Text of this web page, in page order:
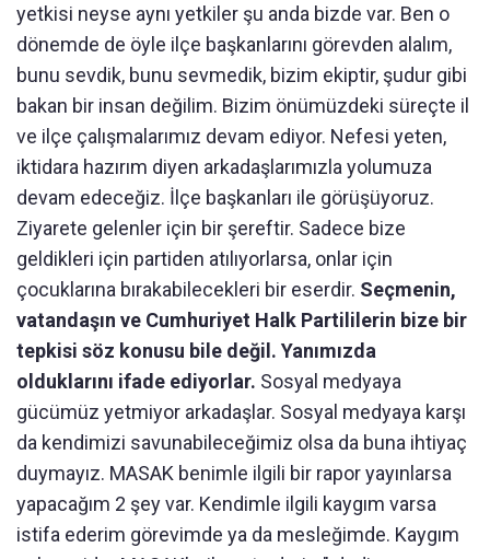
yetkisi neyse aynı yetkiler şu anda bizde var. Ben o
dönemde de öyle ilçe başkanlarını görevden alalım,
bunu sevdik, bunu sevmedik, bizim ekiptir, şudur gibi
bakan bir insan değilim. Bizim önümüzdeki süreçte il
ve ilçe çalışmalarımız devam ediyor. Nefesi yeten,
iktidara hazırım diyen arkadaşlarımızla yolumuza
devam edeceğiz. İlçe başkanları ile görüşüyoruz.
Ziyarete gelenler için bir şereftir. Sadece bize
geldikleri için partiden atılıyorlarsa, onlar için
çocuklarına bırakabilecekleri bir eserdir. Seçmenin,
vatandaşın ve Cumhuriyet Halk Partililerin bize bir
tepkisi söz konusu bile değil. Yanımızda
olduklarını ifade ediyorlar. Sosyal medyaya
gücümüz yetmiyor arkadaşlar. Sosyal medyaya karşı
da kendimizi savunabileceğimiz olsa da buna ihtiyaç
duymayız. MASAK benimle ilgili bir rapor yayınlarsa
yapacağım 2 şey var. Kendimle ilgili kaygım varsa
istifa ederim görevimde ya da mesleğimde. Kaygım